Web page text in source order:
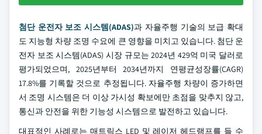
첨단 운전자 보조 시스템(ADAS)과 자율주행 기술의 보급 확대
도 지능형 차량 조명 수요에 큰 영향을 미치고 있습니다. 첨단 운
전자 보조 시스템(ADAS) 시장 규모는 2024년 429억 미국 달러로
평가되었으며, 2025년부터 2034년까지 연평균성장률(CAGR)
17.8%를 기록할 것으로 추정됩니다. 자율주행 차량이 증가하면
서 조명 시스템은 더 이상 가시성 확보에만 초점을 맞추지 않고,
통신과 안전을 위한 기능성 시스템으로 발전하고 있습니다.
대표적인 사례로는 매트릭스 LED 및 레이저 헤드램프를 들 수